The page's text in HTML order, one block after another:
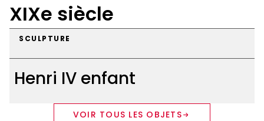
XIXe siècle
SCULPTURE
Henri IV enfant
VOIR TOUS LES OBJETS